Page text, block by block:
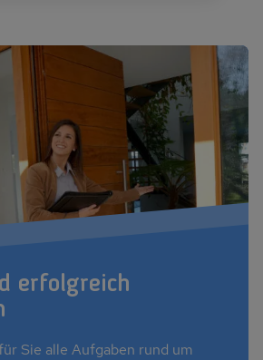
vermieten
erfolgreich
Sie alle Auf­ga­ben rund um